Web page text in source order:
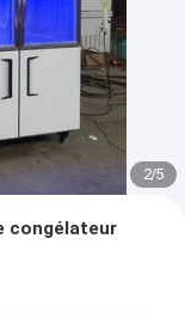
2/5
congélateur